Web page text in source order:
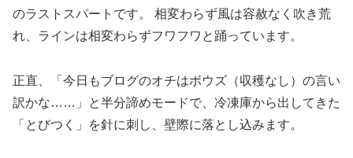
のラストスパートです。 相変わらず風は容赦なく吹き荒
れ、ラインは相変わらずフワフワと踊っています。
正直、「今日もブログのオチはボウズ（収穫なし）の言い
訳かな……」と半分諦めモードで、冷凍庫から出してきた
「とびつく」を針に刺し、壁際に落とし込みます。